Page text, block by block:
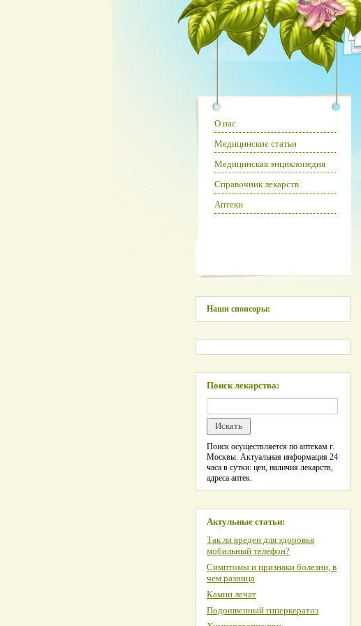
О нас
Медицинские статьи
Медицинская энциклопедия
Справочник лекарств
Аптеки
Наши спонсоры:
Поиск лекарства:
Поиск осуществляется по аптекам г.
Москвы. Актуальная информация 24
часа в сутки: цен, наличия лекарств,
адреса аптек.
Актульные статьи:
Так ли вреден для здоровья
мобильный телефон?
Симптомы и признаки болезни, в
чем разница
Камни лечат
Подошвенный гиперкератоз